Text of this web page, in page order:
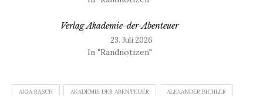
Verlag Akademie-der-Abenteuer
23. Juli 2026
In "Randnotizen"
AIGA RASCH AKADEMIE DER ABENTEUER ALEXANDER BICHLER